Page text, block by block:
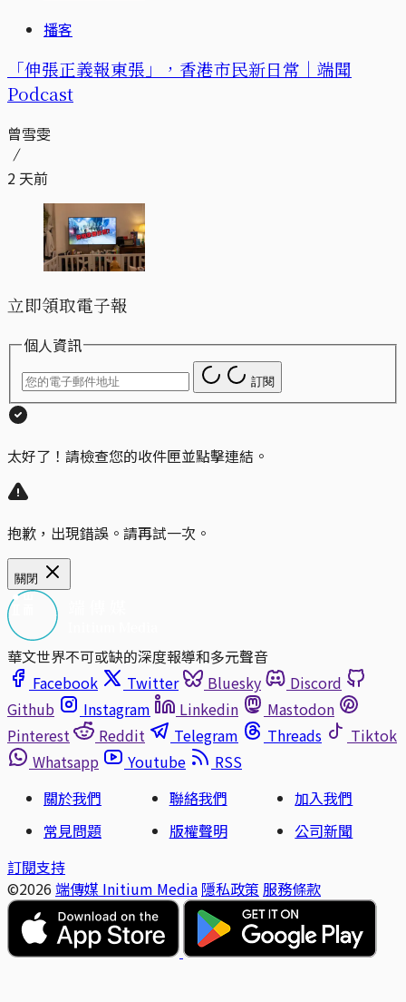
播客
「伸張正義報東張」，香港市民新日常｜端聞
Podcast
曾雪雯
2 天前
立即領取電子報
個人資訊
訂閱
太好了！請檢查您的收件匣並點擊連結。
抱歉，出現錯誤。請再試一次。
關閉
華文世界不可或缺的深度報導和多元聲音
Facebook
Twitter Bluesky
Discord
Github
Instagram Linkedin
Mastodon
Pinterest
Reddit Telegram Threads
Tiktok
Whatsapp
Youtube
RSS
關於我們
聯絡我們
加入我們
常見問題
版權聲明
公司新聞
訂閱支持
©2026 端傳媒 Initium Media 隱私政策 服務條款